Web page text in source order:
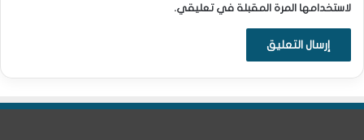
لاستخدامها المرة المقبلة في تعليقي.